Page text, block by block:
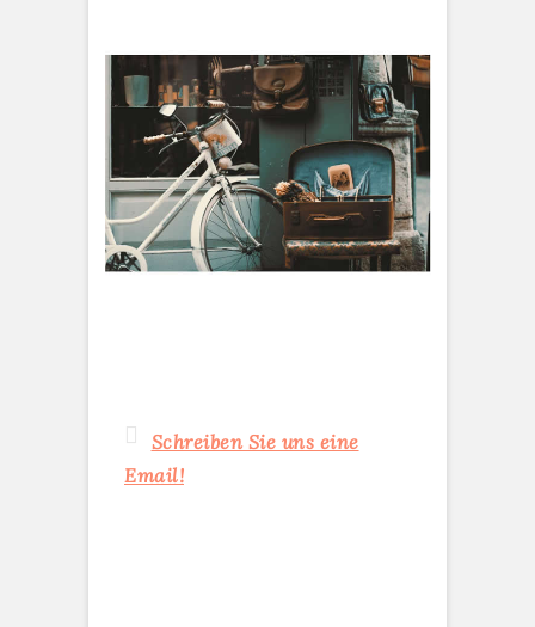
Schreiben Sie uns eine
Email!